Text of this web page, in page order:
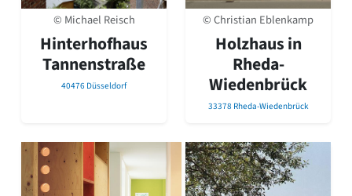
© Michael Reisch
Hinterhofhaus
Tannenstraße
40476 Düsseldorf
© Christian Eblenkamp
Holzhaus in
Rheda-
Wiedenbrück
33378 Rheda-Wiedenbrück